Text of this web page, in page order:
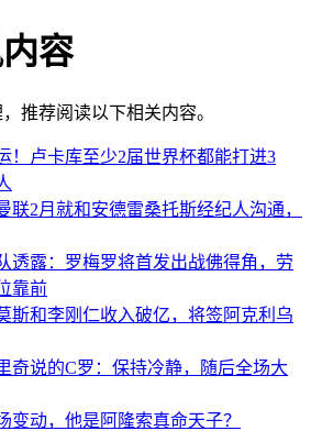
容
推荐阅读以下相关内容。
！卢卡库至少2届世界杯都能打进3
联2月就和安德雷桑托斯经纪人沟通，
透露：罗梅罗将首发出战佛得角，劳
靠前
斯和李刚仁收入破亿，将签阿克利乌
奇说的C罗：保持冷静，随后全场大
变动，他是阿隆索真命天子？